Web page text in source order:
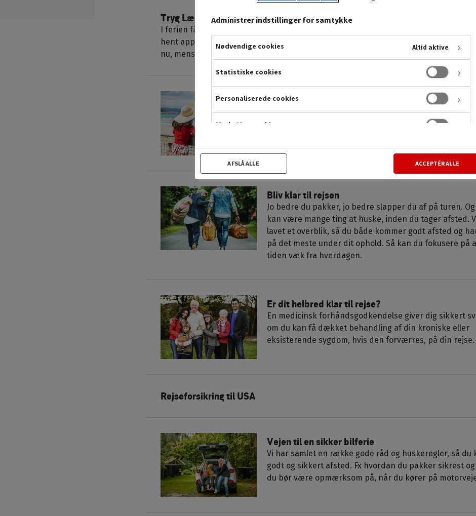
Tryg Lægehotline: lægen lige ved hånden
I ferien får mange brug for et godt råd eller en recept fra en læge. Er du kunde i
hent appen Tryg Lægehotline og få adgang til en dansktalende læge på video.
nu, mens du er hjemme.
Sikker på solferien
Tyveri og sygdom er to af de hyppigste skader, der
danske feriegæster hvert år. Her får du en liste med
Bliv klar til rejsen
Jo bedre du pakker, jo bedre slapper du af på turen.
kan være mange ting at huske, inden du tager afsted.
lavet et overblik, så du både kommer godt afsted og
på det meste under dit ophold. Så kan du fokusere på
tiden væk fra hverdagen.
Er dit helbred klar til rejse?
En medicinsk forhåndsgodkendelse giver dig sikkert
om du kan få dækket behandling af din kroniske eller
eksisterende sygdom, hvis den forværres, på din rejse.
Rejseforsikring til USA
Vejen til en sikker bilferie
Vi har samlet en række gode råd og huskeregler, så du
godt og sikkert afsted. Fx hvordan du pakker sikrest og
du bør være opmærksom på, når du kører på
Administrer indstillinger for samtykke
Nødvendige cookies Altid aktive
Statistiske cookies
Personaliserede cookies
Marketing cookies
AFSLÅ ALLE ACCEPTÉR ALLE